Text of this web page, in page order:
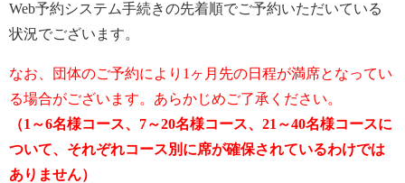
Web予約システム手続きの先着順でご予約いただいている
状況でございます。
なお、団体のご予約により1ヶ月先の日程が満席となってい
る場合がございます。あらかじめご了承ください。
（1～6名様コース、7～20名様コース、21～40名様コースに
ついて、それぞれコース別に席が確保されているわけでは
ありません）